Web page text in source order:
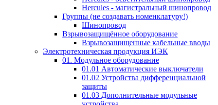
Hercules - магистральный шинопровод
Группы (не создавать номенклатуру!)
Шинопровод
Взрывозащищённое оборудование
Взрывозащищенные кабельные вводы
Электротехническая продукция ИЭК
01. Модульное оборудование
01.01 Автоматические выключатели
01.02 Устройства дифференциальной
защиты
01.03 Дополнительные модульные